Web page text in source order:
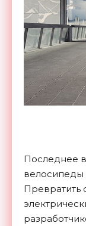
Последнее
велосипеды
Превратить